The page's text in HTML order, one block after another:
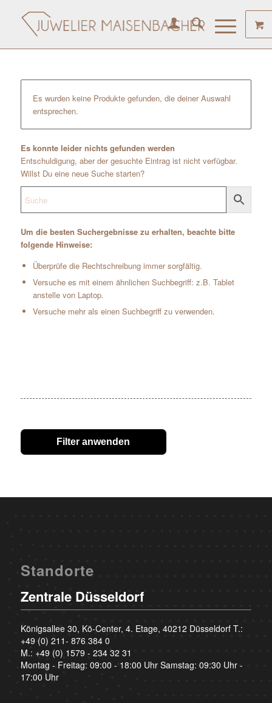
Es wurden keine Produkte gefunden, die deiner Auswahl
entsprechen.
Es konnte leider nichts gefunden werden
Entschuldigung, aber der gesuchte Eintrag ist nicht verfügbar.
Willst Du eine neue Suche starten?
Um die besten Suchergebnisse zu erhalten, beachte bitte
folgende Hinweise:
Überprüfe die Rechtschreibung immer sorgfältig.
Versuche es mit einem ähnlichen Suchbegriff: z.B. Tablet
anstelle von Laptop.
Versuche mehr als einen Suchbegriff zu verwenden.
Filter anwenden
Standorte
Zentrale Düsseldorf
Königsallee 30, Kö-Center, 4. Etage, 40212 Düsseldorf T.:
+49 (0) 211- 876 384 0
M.: +49 (0) 1579 - 234 32 31
Montag - Freitag: 09:00 - 18:00 Uhr Samstag: 09:30 Uhr -
17:00 Uhr